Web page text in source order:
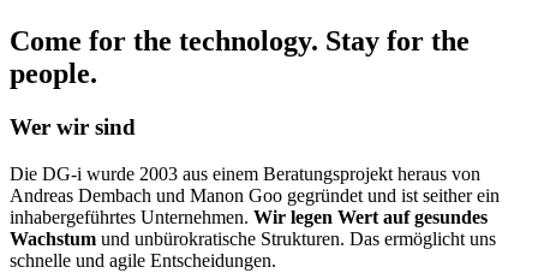
Come for the technology. Stay for the
people.
Wer wir sind
Die DG-i wurde 2003 aus einem Beratungsprojekt heraus von
Andreas Dembach und Manon Goo gegründet und ist seither ein
inhabergeführtes Unternehmen. Wir legen Wert auf gesundes
Wachstum und unbürokratische Strukturen. Das ermöglicht uns
schnelle und agile Entscheidungen.